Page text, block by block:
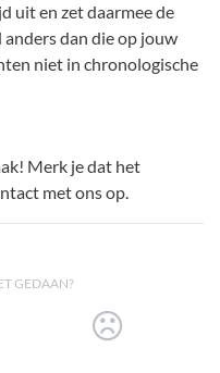
uit en zet daarmee de
dan die op jouw
niet in chronologische
Merk je dat het
met ons op.
GEDAAN?